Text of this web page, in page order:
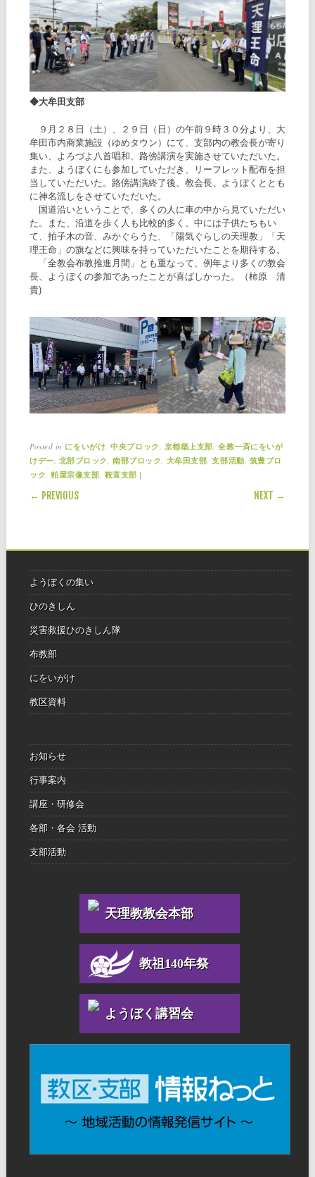
◆大牟田支部
９月２８日（土）、２９日（日）の午前９時３０分より、大
牟田市内商業施設（ゆめタウン）にて、支部内の教会長が寄り
集い、よろづよ八首唱和、路傍講演を実施させていただいた。
また、ようぼくにも参加していただき、リーフレット配布を担
当していただいた。路傍講演終了後、教会長、ようぼくととも
に神名流しをさせていただいた。
国道沿いということで、多くの人に車の中から見ていただい
た。また、沿道を歩く人も比較的多く、中には子供たちもい
て、拍子木の音、みかぐらうた、「陽気ぐらしの天理教」「天
理王命」の旗などに興味を持っていただいたことを期待する。
「全教会布教推進月間」とも重なって、例年より多くの教会
長、ようぼくの参加であったことが喜ばしかった。（柿原 清
貴)
Posted in にをいがけ,中央ブロック, 京都築上支部,全教一斉にをいが
けデー, 北部ブロック,南部ブロック, 大牟田支部,支部活動, 筑豊ブロ
ック,粕屋宗像支部, 鞍直支部 |
POST NAVIGATION
← PREVIOUS NEXT →
ようぼくの集い
ひのきしん
災害救援ひのきしん隊
布教部
にをいがけ
教区資料
お知らせ
行事案内
講座・研修会
各部・各会 活動
支部活動
天理教教会本部
教祖140年祭
ようぼく講習会